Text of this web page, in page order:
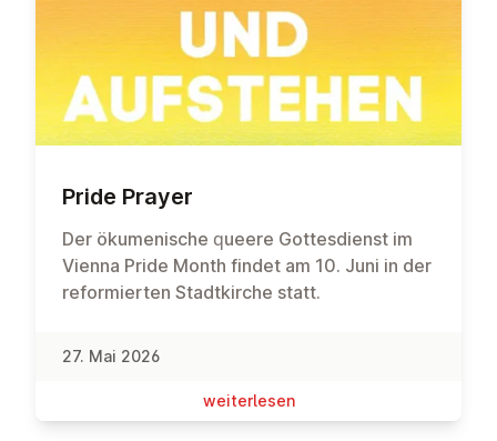
Pride Prayer
Der ökumenische queere Gottesdienst im
Vienna Pride Month findet am 10. Juni in der
reformierten Stadtkirche statt.
27. Mai 2026
wei­ter­le­sen